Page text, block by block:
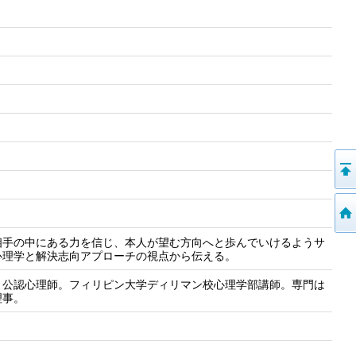
の中にある力を信じ、本人が望む方向へと歩んでいけるようサ
学と解決志向アプローチの視点から伝える。
認心理師。フィリピン大学ディリマン校心理学部講師。専門は
。